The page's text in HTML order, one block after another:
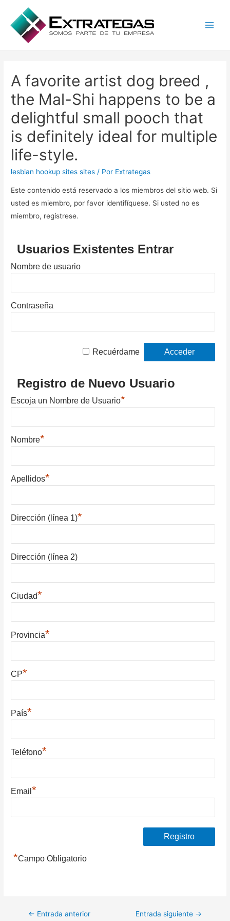
A favorite artist dog breed ,
the Mal-Shi happens to be a
delightful small pooch that
is definitely ideal for multiple
life-style.
lesbian hookup sites sites / Por Extrategas
Este contenido está reservado a los miembros del sitio web. Si
usted es miembro, por favor identifíquese. Si usted no es
miembro, regístrese.
Usuarios Existentes Entrar
Nombre de usuario
Contraseña
Recuérdame
Registro de Nuevo Usuario
Escoja un Nombre de Usuario*
Nombre*
Apellidos*
Dirección (línea 1)*
Dirección (línea 2)
Ciudad*
Provincia*
CP*
País*
Teléfono*
Email*
*Campo Obligatorio
Navegación
← Entrada anterior Entrada siguiente →